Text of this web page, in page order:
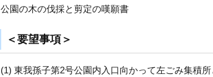
公園の木の伐採と剪定の嘆願書
＜要望事項＞
(1) 東我孫子第2号公園内入口向かって左ごみ集積所